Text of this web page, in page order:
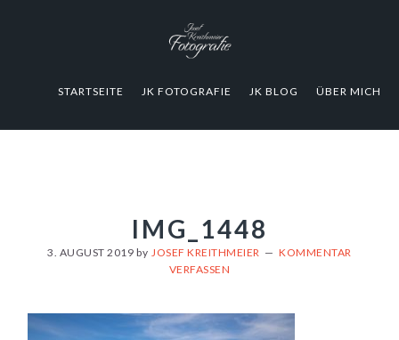
STARTSEITE JK FOTOGRAFIE JK BLOG ÜBER MICH
IMG_1448
3. AUGUST 2019 byJOSEF KREITHMEIER
KOMMENTAR
VERFASSEN